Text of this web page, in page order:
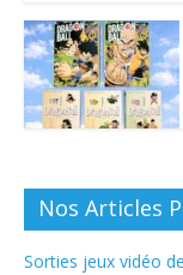
Nos Articles
Sorties jeux vidéo